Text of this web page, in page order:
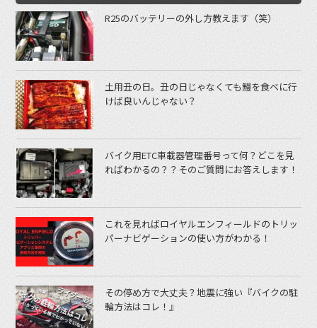
R25のバッテリーの外し方教えます（笑）
土用丑の日。丑の日じゃなくても鰻を食べに行
けば良いんじゃない？
バイク用ETC車載器管理番号って何？どこを見
ればわかるの？？そのご質問にお答えします！
これを見ればロイヤルエンフィールドのトリッ
パーナビゲーションの使い方がわかる！
その停め方で大丈夫？地震に強い『バイクの駐
輪方法はコレ！』